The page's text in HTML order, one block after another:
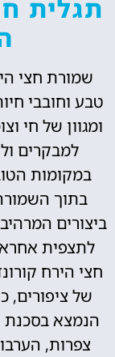
תגלית
שמורת חצי
טבע וחובבי
ומגוון של חי
למבקרים
במקומות
בתוך
ביצורים
לתצפית
חצי הירח
של ציפורים,
הנמצא בסכנת
צפרות,